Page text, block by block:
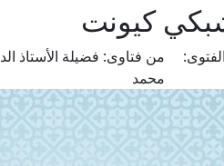
كيونت
من فتاوى: فضيلة الأستاذ
محمد